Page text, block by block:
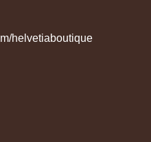
helvetiaboutique